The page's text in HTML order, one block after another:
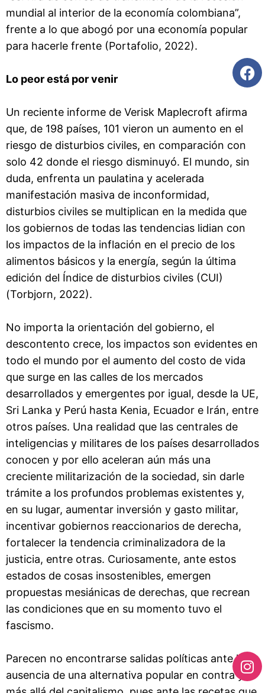
mundial al interior de la economía colombiana”,
frente a lo que abogó por una economía popular
para hacerle frente (Portafolio, 2022).
Lo peor está por venir
Un reciente informe de Verisk Maplecroft afirma
que, de 198 países, 101 vieron un aumento en el
riesgo de disturbios civiles, en comparación con
solo 42 donde el riesgo disminuyó. El mundo, sin
duda, enfrenta un paulatina y acelerada
manifestación masiva de inconformidad,
disturbios civiles se multiplican en la medida que
los gobiernos de todas las tendencias lidian con
los impactos de la inflación en el precio de los
alimentos básicos y la energía, según la última
edición del Índice de disturbios civiles (CUI)
(Torbjorn, 2022).
No importa la orientación del gobierno, el
descontento crece, los impactos son evidentes en
todo el mundo por el aumento del costo de vida
que surge en las calles de los mercados
desarrollados y emergentes por igual, desde la UE,
Sri Lanka y Perú hasta Kenia, Ecuador e Irán, entre
otros países. Una realidad que las centrales de
inteligencias y militares de los países desarrollados
conocen y por ello aceleran aún más una
creciente militarización de la sociedad, sin darle
trámite a los profundos problemas existentes y,
en su lugar, aumentar inversión y gasto militar,
incentivar gobiernos reaccionarios de derecha,
fortalecer la tendencia criminalizadora de la
justicia, entre otras. Curiosamente, ante estos
estados de cosas insostenibles, emergen
propuestas mesiánicas de derechas, que recrean
las condiciones que en su momento tuvo el
fascismo.
Parecen no encontrarse salidas políticas ante la
ausencia de una alternativa popular en contra y